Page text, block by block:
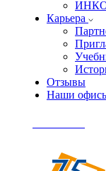
Карьера
Отзывы
Наши